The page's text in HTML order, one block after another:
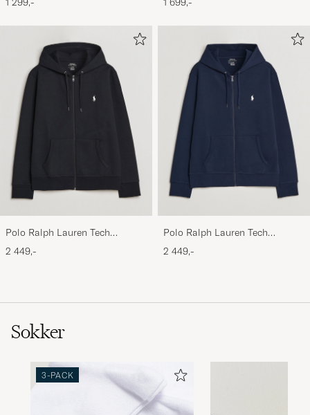
Polo Ralph Lauren Tech
Performance Full Zip Black
2 449,-
Polo Ralph Lauren Tech
Performance Full Zip Navy
2 449,-
Sokker
3-PACK